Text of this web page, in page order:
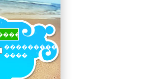
���������
����